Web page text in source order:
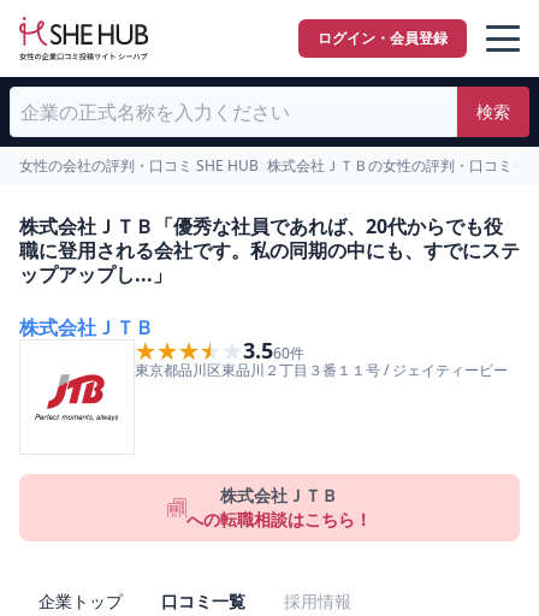
ログイン・会員登録
検索
女性の会社の評判・口コミ SHE HUB 株式会社ＪＴＢの女性の評判・口コミ
株式会社ＪＴＢ「優秀な社員であれば、20代からでも役
職に登用される会社です。私の同期の中にも、すでにステ
ップアップし...」
株式会社ＪＴＢ
★★★★★
★★★★★3.560件
東京都品川区東品川２丁目３番１１号/ジェイティービー
株式会社ＪＴＢ
への転職相談はこちら！
企業トップ 口コミ一覧 採用情報